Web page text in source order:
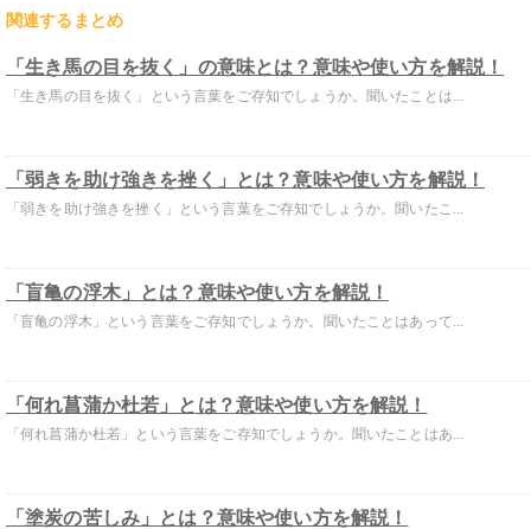
関連するまとめ
「生き馬の目を抜く」の意味とは？意味や使い方を解説！
「生き馬の目を抜く」という言葉をご存知でしょうか。聞いたことは...
「弱きを助け強きを挫く」とは？意味や使い方を解説！
「弱きを助け強きを挫く」という言葉をご存知でしょうか。聞いたこ...
「盲亀の浮木」とは？意味や使い方を解説！
「盲亀の浮木」という言葉をご存知でしょうか。聞いたことはあって...
「何れ菖蒲か杜若」とは？意味や使い方を解説！
「何れ菖蒲か杜若」という言葉をご存知でしょうか。聞いたことはあ...
「塗炭の苦しみ」とは？意味や使い方を解説！